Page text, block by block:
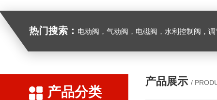
热门搜索： 电动阀，气动阀，电磁阀，水利控制阀，调节
产品分类
产品展示 /